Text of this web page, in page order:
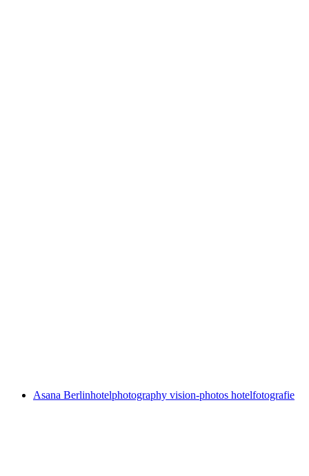
Asana Berlinhotelphotography vision-photos hotelfotografie